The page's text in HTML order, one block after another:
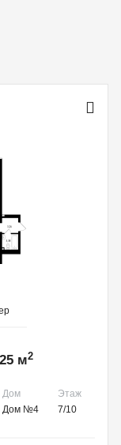
м2
Дом
Этаж
Дом №4 7/10